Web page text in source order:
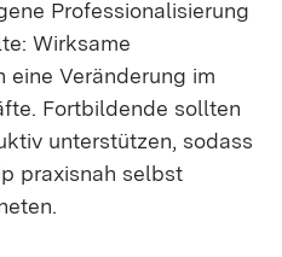
Professionalisierung
Wirksame
Veränderung im
Fortbildende sollten
unterstützen, sodass
praxisnah selbst